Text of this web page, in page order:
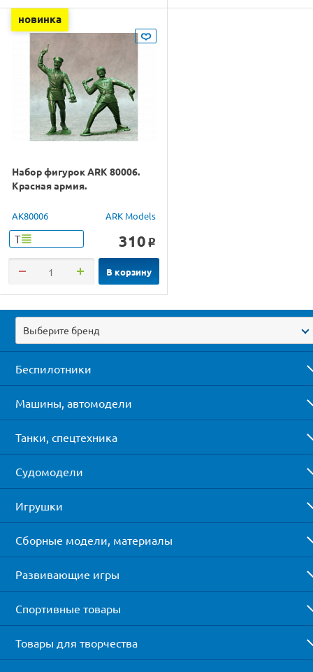
новинка
Набор фигурок ARK 80006.
Красная армия.
AK80006 ARK Models
Т 310 o
В корзину
Выберите бренд
Беспилотники
Машины, автомодели
Танки, спецтехника
Судомодели
Игрушки
Сборные модели, материалы
Развивающие игры
Спортивные товары
Товары для творчества